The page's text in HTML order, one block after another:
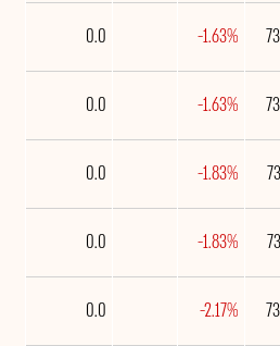
-1.63%
0.0
-1.63%
0.0
-1.83%
0.0
-1.83%
0.0
-2.17%
0.0